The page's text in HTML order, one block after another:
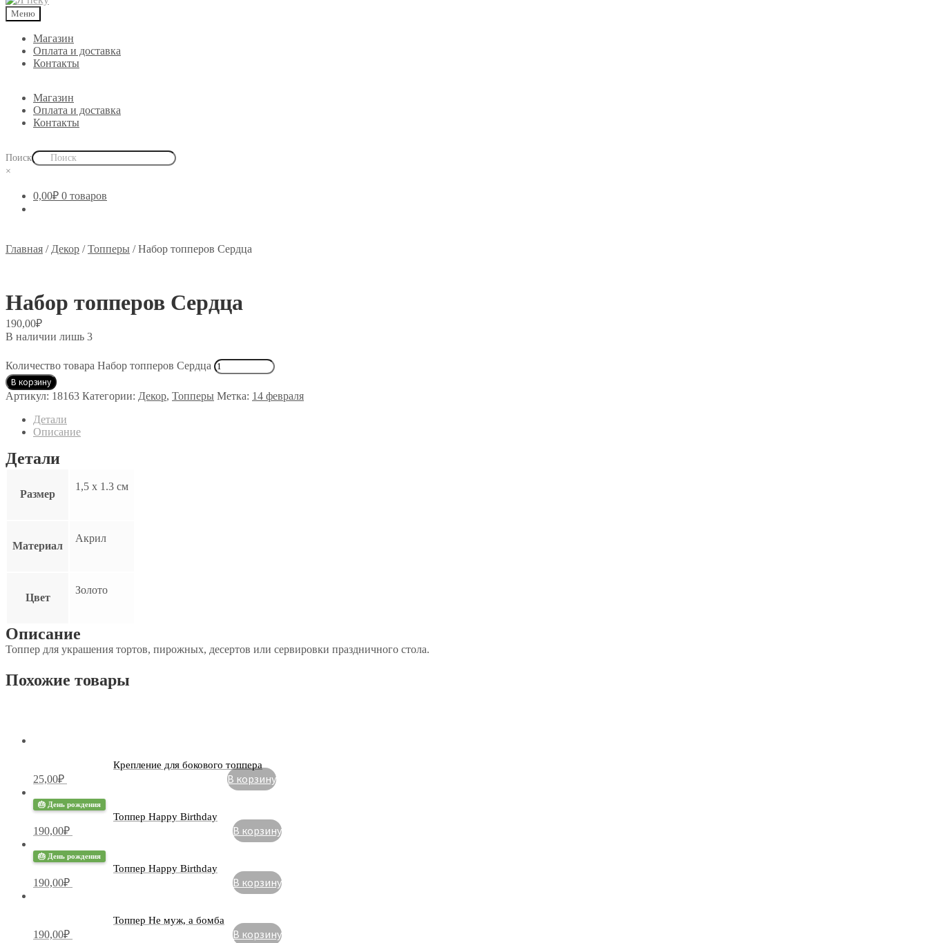
Меню
Магазин
Оплата и доставка
Контакты
Магазин
Оплата и доставка
Контакты
Поиск
×
0,00₽ 0 товаров
Главная / Декор /Топперы /Набор топперов Сердца
Набор топперов Сердца
190,00₽
В наличии лишь 3
Количество товара Набор топперов Сердца
В корзину
Артикул: 18163 Категории: Декор, Топперы Метка: 14 февраля
Детали
Описание
Детали
Размер
1,5 х 1.3 см
Материал
Акрил
Цвет
Золото
Описание
Топпер для украшения тортов, пирожных, десертов или сервировки праздничного стола.
Похожие товары
Крепление для бокового топпера
25,00₽ В корзину
🎂 День рождения
Топпер Happy Birthday
190,00₽ В корзину
🎂 День рождения
Топпер Happy Birthday
190,00₽ В корзину
Топпер Не муж, а бомба
190,00₽ В корзину